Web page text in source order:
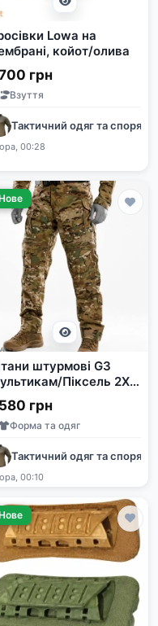
Lowa на
койот/олива
грн
Взуття
Тактичний одяг та
00:28
штурмові G3
Піксель 2XL,
грн
Форма та одяг
Тактичний одяг та
00:10